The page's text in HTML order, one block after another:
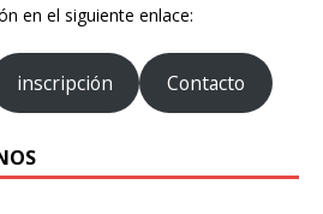
en el siguiente enlace:
inscripción Contacto